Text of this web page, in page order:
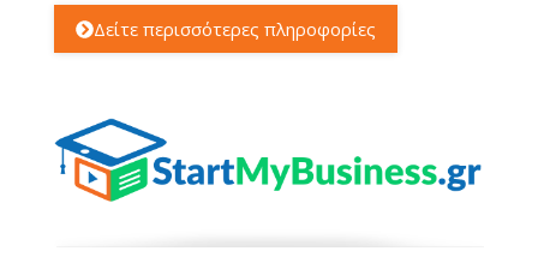
Δείτε περισσότερες πληροφορίες